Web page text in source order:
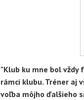
"Klub ku mne bol vždy
rámci klubu. Tréner aj
voľba môjho ďalšieho